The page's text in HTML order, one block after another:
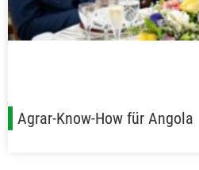
Agrar-Know-How für Angola